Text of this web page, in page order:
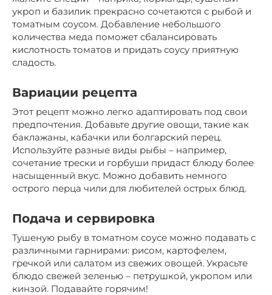
укроп и базилик прекрасно сочетаются с рыбой и
томатным соусом. Добавление небольшого
количества меда поможет сбалансировать
кислотность томатов и придать соусу приятную
сладость.
Вариации рецепта
Этот рецепт можно легко адаптировать под свои
предпочтения. Добавьте другие овощи, такие как
баклажаны, кабачки или болгарский перец.
Используйте разные виды рыбы – например,
сочетание трески и горбуши придаст блюду более
насыщенный вкус. Можно добавить немного
острого перца чили для любителей острых блюд.
Подача и сервировка
Тушеную рыбу в томатном соусе можно подавать с
различными гарнирами: рисом, картофелем,
гречкой или салатом из свежих овощей. Украсьте
блюдо свежей зеленью – петрушкой, укропом или
кинзой. Подавайте горячим!